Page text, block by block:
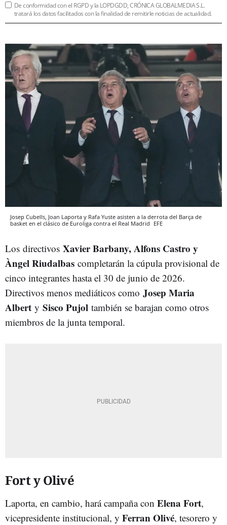
De conformidad con el RGPD y la LOPDGDD, CRÓNICA GLOBALMEDIA S.L.
tratará los datos facilitados con la finalidad de remitirle noticias de actualidad.
Josep Cubells, Joan Laporta y Rafa Yuste asisten a la derrota del Barça de
basket en el clásico de Euroliga contra el Real Madrid EFE
Los directivos Xavier Barbany, Alfons Castro y
Àngel Riudalbas completarán la cúpula provisional de
cinco integrantes hasta el 30 de junio de 2026.
Directivos menos mediáticos como Josep Maria
Albert y Sisco Pujol también se barajan como otros
miembros de la junta temporal.
Fort y Olivé
Laporta, en cambio, hará campaña con Elena Fort,
vicepresidente institucional, y Ferran Olivé, tesorero y